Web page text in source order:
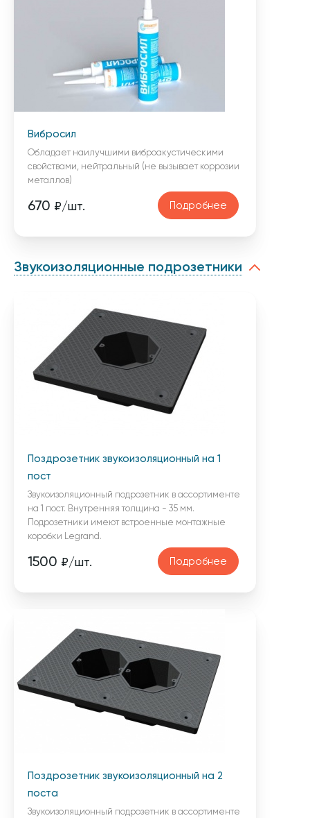
Вибросил
Обладает наилучшими виброакустическими
свойствами, нейтральный (не вызывает коррозии
металлов)
670 ₽/шт. Подробнее
Звукоизоляционные подрозетники
Поздрозетник звукоизоляционный на 1
пост
Звукоизоляционный подрозетник в ассортименте
на 1 пост. Внутренняя толщина - 35 мм.
Подрозетники имеют встроенные монтажные
коробки Legrand.
1500 ₽/шт. Подробнее
Поздрозетник звукоизоляционный на 2
поста
Звукоизоляционный подрозетник в ассортименте